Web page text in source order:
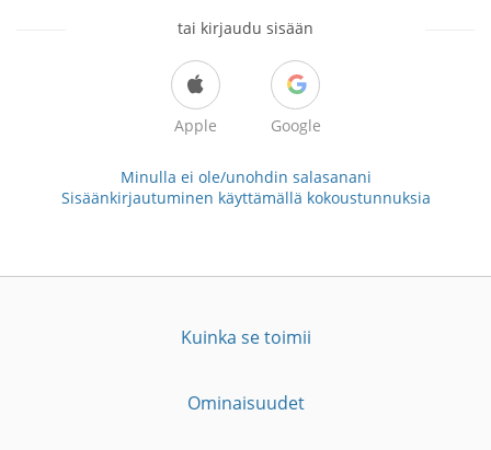
tai kirjaudu sisään
Apple Google
Minulla ei ole/unohdin salasanani
Sisäänkirjautuminen käyttämällä kokoustunnuksia
Kuinka se toimii
Ominaisuudet